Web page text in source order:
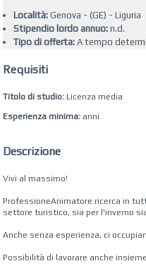
Località:Genova - (GE) - Liguria
Stipendio lordo annuo:n.d.
Tipo di offerta:A tempo
Requisiti
Titolo di studio: Licenza media
Esperienza minima: anni
Descrizione
Vivi al massimo!
ProfessioneAnimatore ricerca in
settore turistico, sia per l'inverno
Anche senza esperienza, ci
Possibilità di lavorare anche